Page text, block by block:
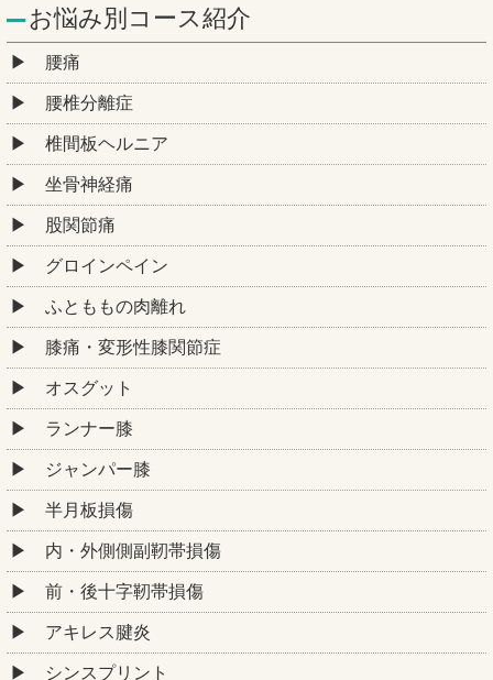
お悩み別コース紹介
腰痛
腰椎分離症
椎間板ヘルニア
坐骨神経痛
股関節痛
グロインペイン
ふとももの肉離れ
膝痛・変形性膝関節症
オスグット
ランナー膝
ジャンパー膝
半月板損傷
内・外側側副靭帯損傷
前・後十字靭帯損傷
アキレス腱炎
シンスプリント